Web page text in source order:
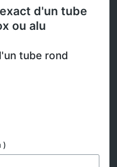
d'un tube
ou alu
tube rond
)